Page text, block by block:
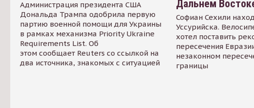
Администрация президента США
Дональда Трампа одобрила первую
партию военной помощи для Украины
в рамках механизма Priority Ukraine
Requirements List. Об
этом сообщает Reuters со ссылкой на
два источника, знакомых с ситуацией
Дальнем
Софиан Сехили
Уссурийска.
хотел поставить
пересечения
незаконном
границы